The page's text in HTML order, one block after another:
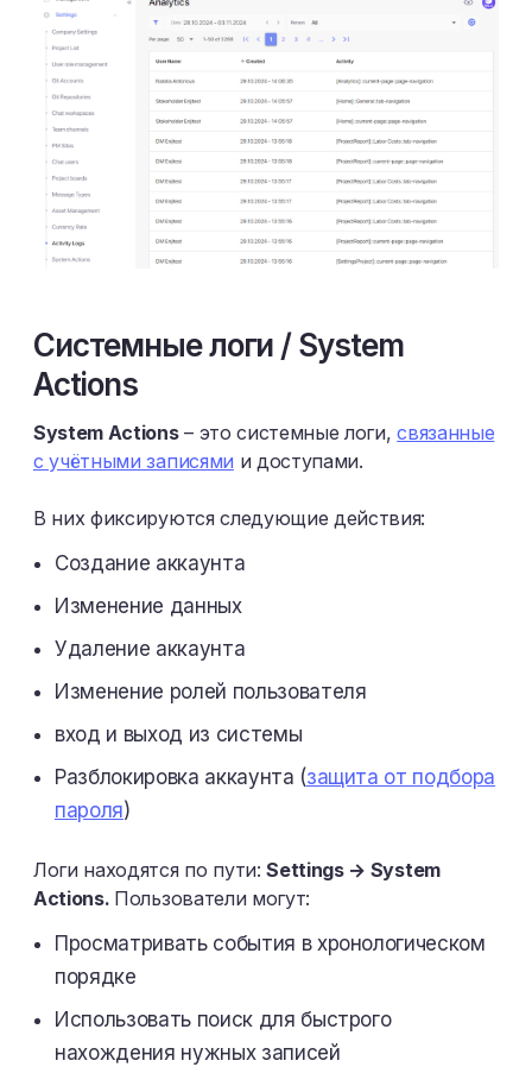
Системные логи / System
Actions
System Actions– это системные логи,связанные
с учётными записями и доступами.
В них фиксируются следующие действия:
Создание аккаунта
Изменение данных
Удаление аккаунта
Изменение ролей пользователя
вход и выход из системы
Разблокировка аккаунта (защита от подбора
пароля)
Логи находятся по пути:Settings → System
Actions. Пользователи могут:
Просматривать события в хронологическом
порядке
Использовать поиск для быстрого
нахождения нужных записей